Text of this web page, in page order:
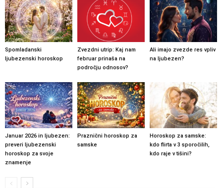
Spomladanski
ljubezenski horoskop
Zvezdni utrip: Kaj nam
februar prinaša na
področju odnosov?
Ali imajo zvezde res vpliv
na ljubezen?
Januar 2026 in ljubezen:
preveri ljubezenski
horoskop za svoje
znamenje
Praznični horoskop za
samske
Horoskop za samske:
kdo flirta v 3 sporočilih,
kdo raje v tišini?